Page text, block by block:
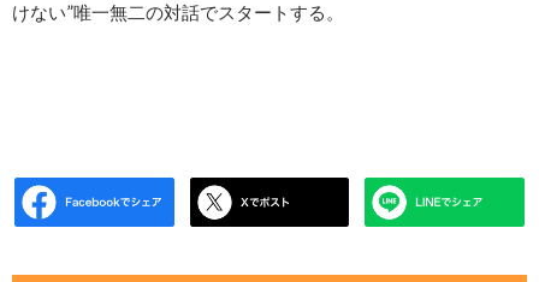
けない”唯一無二の対話でスタートする。